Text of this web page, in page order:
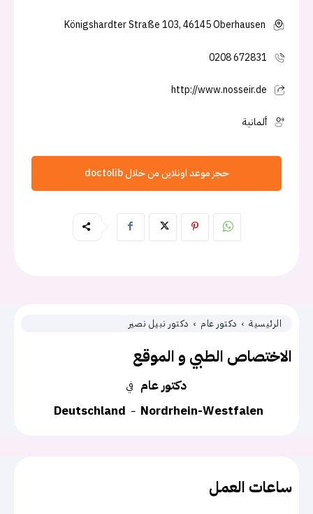
الرئيسية دكتور عام دكتور نبيل نصير
الاختصاص الطبي و الموقع
في دكتور عام
Deutschland
Nordrhein-Westfalen
ساعات العمل
Königshardter Straße 103, 46145 Oberhausen
0208 672831
http://www.nosseir.de
ألمانية
حجز موعد اونلاين من خلال doctolib